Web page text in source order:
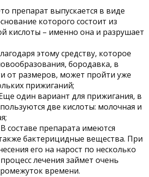
препарат выпускается в виде
которого состоит из
кислоты – именно она и разрушает
этому средству, которое
бородавка, в
от размеров, может пройти уже
прижиганий;
один вариант для прижигания, в
две кислоты: молочная и
составе препарата имеются
бактерицидные вещества. При
его на нарост по несколько
лечения займет очень
времени.